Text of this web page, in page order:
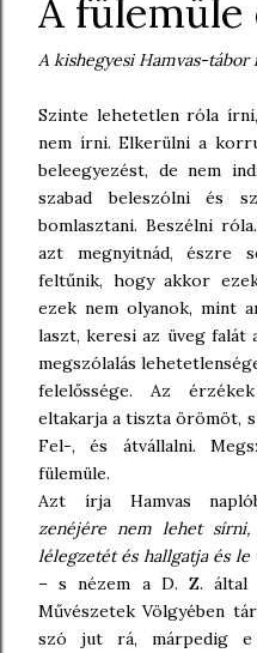
A fülemüle
A kishegyesi Hamvas-tábor
Szinte lehetetlen róla
nem írni. Elkerülni a
beleegyezést, de nem
szabad beleszólni és
bomlasztani. Beszélni
azt megnyitnád, észre
feltűnik, hogy akkor
ezek nem olyanok, mint
laszt, keresi az üveg falát
megszólalás
felelőssége. Az
eltakarja a tiszta örömöt,
Fel-, és átvállalni.
fülemüle.
Azt írja Hamvas
zenéjére nem lehet
lélegzetét és hallgatja és le
– s nézem a D. Z. által
Művészetek Völgyében
szó jut rá, márpedig e